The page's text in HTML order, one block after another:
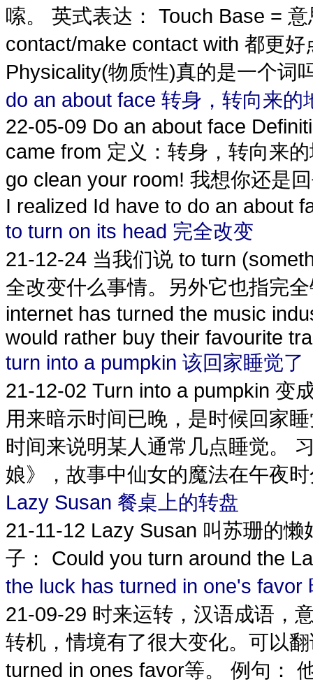
嗦。 英式表达： Touch Base =
contact/make contact with 都更
Physicality(物质性)真的是一个词
do an about face 转身，转向来的
22-05-09 Do an about face
came from 定义：转身，转向来
go clean your room! 我想你还是
I realized Id have to do an about
to turn on its head 完全改变
21-12-24 当我们说 to turn
全改变什么事情。另外它也指完
internet has turned the music
would rather buy their favourite
turn into a pumpkin 该回家睡觉了
21-12-02 Turn into a pumpkin 变
用来暗示时间已晚，是时候回家
时间来说明某人通常几点睡觉。
娘》，故事中仙女的魔法在午夜
Lazy Susan 餐桌上的转盘
21-11-12 Lazy Susan 叫苏珊的
子： Could you turn around the
the luck has turned in one's favor
21-09-29 时来运转，汉语成语，
转机，情境有了很大变化。可以
turned in ones favor等。 例句：